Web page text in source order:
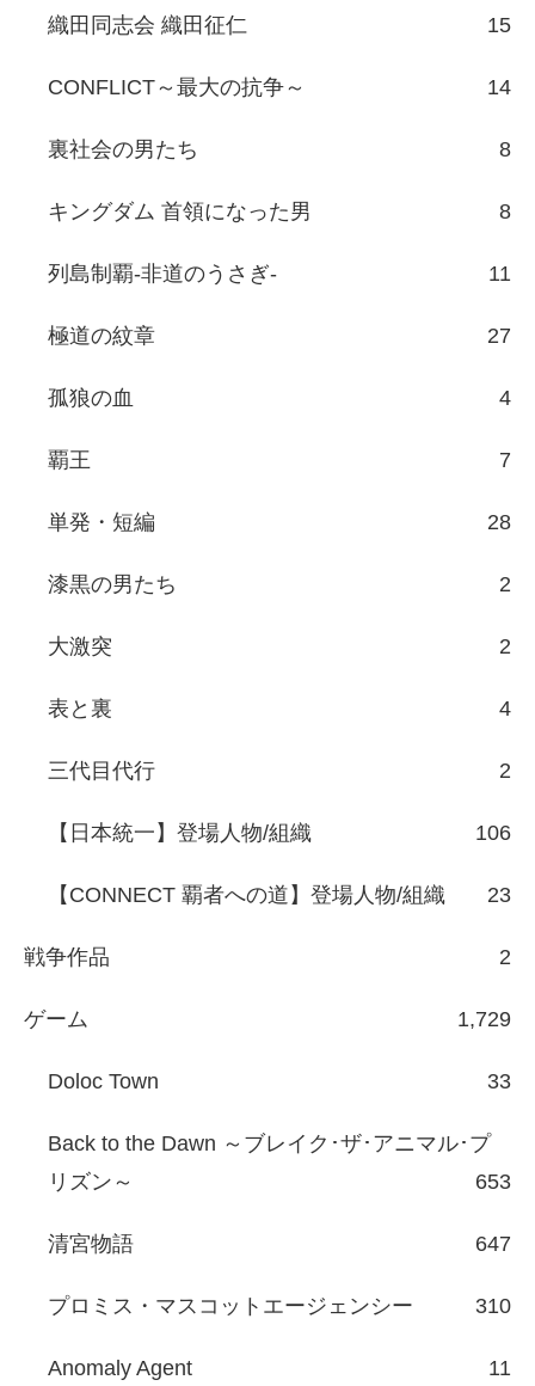
織田同志会 織田征仁 15
CONFLICT～最大の抗争～ 14
裏社会の男たち 8
キングダム 首領になった男 8
列島制覇-非道のうさぎ- 11
極道の紋章 27
孤狼の血 4
覇王 7
単発・短編 28
漆黒の男たち 2
大激突 2
表と裏 4
三代目代行 2
【日本統一】登場人物/組織 106
【CONNECT 覇者への道】登場人物/組織 23
戦争作品 2
ゲーム 1,729
Doloc Town 33
Back to the Dawn ～ブレイク･ザ･アニマル･プ
リズン～
653
清宮物語 647
プロミス・マスコットエージェンシー 310
Anomaly Agent 11